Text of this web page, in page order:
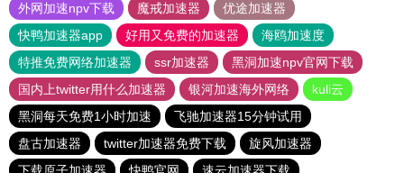
外网加速npv下载
魔戒加速器
优途加速器
快鸭加速器app
好用又免费的加速器
海鸥加速度
特推免费网络加速器
ssr加速器
黑洞加速npv官网下载
国内上twitter用什么加速器
银河加速海外网络
kuli云
黑洞每天免费1小时加速
飞驰加速器15分钟试用
盘古加速器
twitter加速器免费下载
旋风加速器